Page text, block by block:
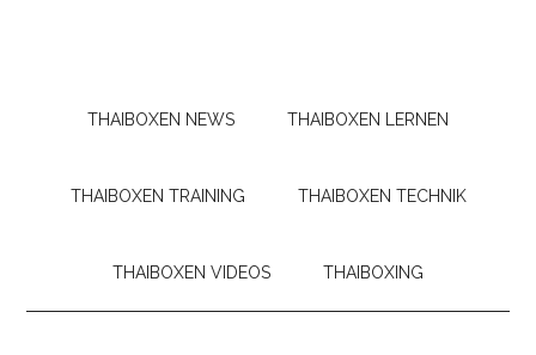
THAIBOXEN NEWS THAIBOXEN LERNEN
THAIBOXEN TRAINING THAIBOXEN TECHNIK
THAIBOXEN VIDEOS THAIBOXING